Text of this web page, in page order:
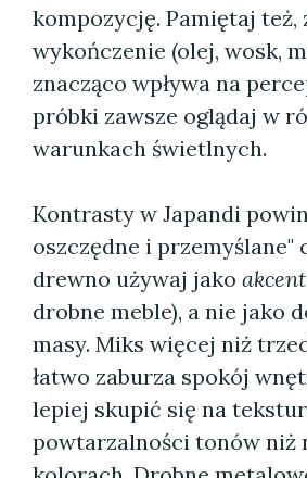
kompozycję. Pamiętaj też,
wykończenie (olej, wosk,
znacząco wpływa na
próbki zawsze oglądaj w
warunkach świetlnych.
Kontrasty w Japandi
oszczędne i przemyślane"
drewno używaj jako akcent
drobne meble), a nie jako
masy. Miks więcej niż
łatwo zaburza spokój
lepiej skupić się na
powtarzalności tonów niż